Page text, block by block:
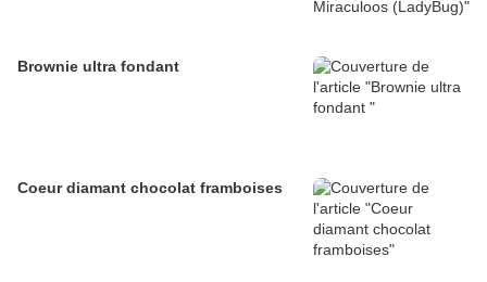
Brownie ultra fondant
Coeur diamant chocolat framboises